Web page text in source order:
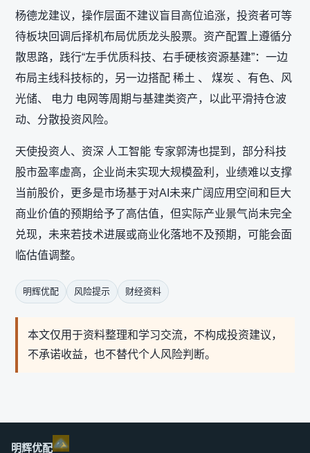
杨德龙建议，操作层面不建议盲目高位追涨，投资者可等
待板块回调后择机布局优质龙头股票。资产配置上遵循分
散思路，践行“左手优质科技、右手硬核资源基建”：一边
布局主线科技标的，另一边搭配 稀土 、 煤炭 、有色、风
光储、 电力 电网等周期与基建类资产，以此平滑持仓波
动、分散投资风险。
天使投资人、资深 人工智能 专家郭涛也提到，部分科技
股市盈率虚高，企业尚未实现大规模盈利，业绩难以支撑
当前股价，更多是市场基于对AI未来广阔应用空间和巨大
商业价值的预期给予了高估值，但实际产业景气尚未完全
兑现，未来若技术进展或商业化落地不及预期，可能会面
临估值调整。
明辉优配 风险提示 财经资料
本文仅用于资料整理和学习交流，不构成投资建议，
不承诺收益，也不替代个人风险判断。
明辉优配